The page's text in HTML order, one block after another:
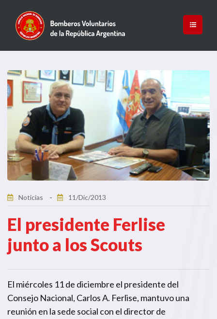
Noticias 11/Dic/2013
El presidente Ferlise
junto a los Scouts
El miércoles 11 de diciembre el presidente del
Consejo Nacional, Carlos A. Ferlise, mantuvo una
reunión en la sede social con el director de